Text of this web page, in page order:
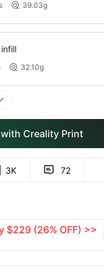
 39.03g
 32.10g
Creality Print
3K  72
$229 (26% OFF) >>